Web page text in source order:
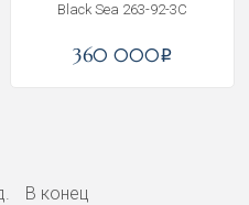
Black Sea 263-92-3C
360 000i
В конец